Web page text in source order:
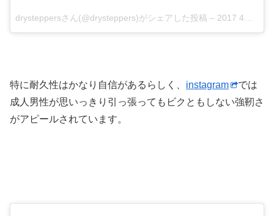
drysteppersさん(@drysteppers)がシェアした投稿 – 2017 4月 24 9:21午前 PDT
特に耐久性はかなり自信があるらしく、 instagram
では
成人男性が思いっきり引っ張ってもビクともしない強靭さ
がアピールされています。